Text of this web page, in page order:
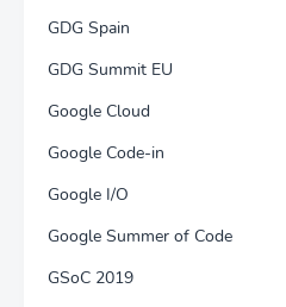
GDG Spain
GDG Summit EU
Google Cloud
Google Code-in
Google I/O
Google Summer of Code
GSoC 2019